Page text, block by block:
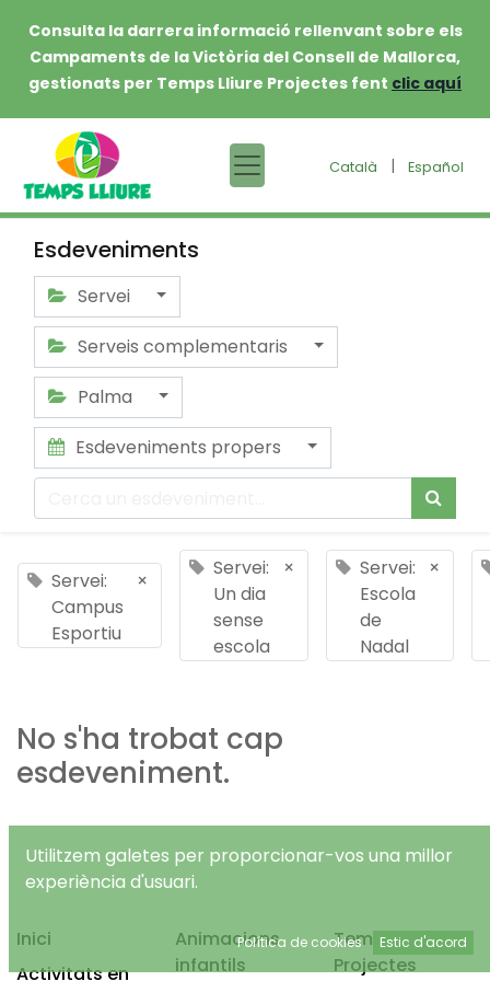
Consulta la darrera informació rellenvant sobre els
Campaments de la Victòria del Consell de Mallorca,
gestionats per Temps Lliure Projectes fent clic aquí
Català | Español
Esdeveniments
Servei
Serveis complementaris
Palma
Esdeveniments propers
Servei:
Campus
Esportiu
×
Servei:
Un dia
sense
escola
×
Servei:
Escola
de
Nadal
×
No s'ha trobat cap
esdeveniment.
Inici
Activitats en
Animacions
infantils
Temps Lliure
Projectes
Utilitzem galetes per proporcionar-vos una millor
experiència d'usuari.
Política de cookies Estic d'acord